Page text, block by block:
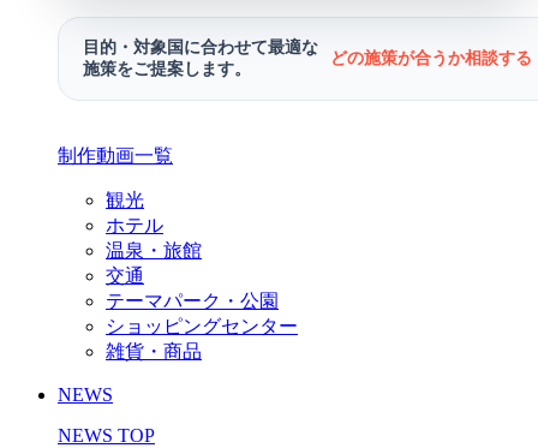
目的・対象国に合わせて最適な
施策をご提案します。
どの施策が合うか相談す
制作動画一覧
観光
ホテル
温泉・旅館
交通
テーマパーク・公園
ショッピングセンター
雑貨・商品
NEWS
NEWS TOP